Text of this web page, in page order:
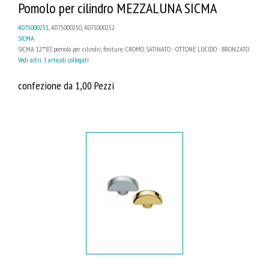
Pomolo per cilindro MEZZALUNA SICMA
4D75000251 , 4D75000250, 4D75000252
SICMA
SICMA 12**83 pomolo per cilindri, finiture: CROMO SATINATO - OTTONE LUCIDO - BRONZATO
Vedi altri 3 articoli collegati
confezione da 1,00 Pezzi